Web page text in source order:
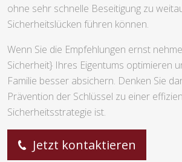
ohne sehr schnelle Beseitigung zu
Sicherheitslücken führen können.
Wenn Sie die Empfehlungen ernst
Sicherheit} Ihres Eigentums optimieren
Familie besser absichern. Denken Sie
Prävention der Schlüssel zu einer
Sicherheitsstrategie ist.
Jetzt kontaktieren